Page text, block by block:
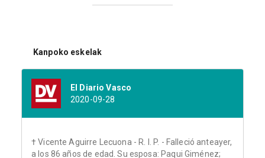
Kanpoko eskelak
El Diario Vasco
2020-09-28
† Vicente Aguirre Lecuona - R. I. P. - Falleció anteayer,
a los 86 años de edad. Su esposa: Paqui Giménez;